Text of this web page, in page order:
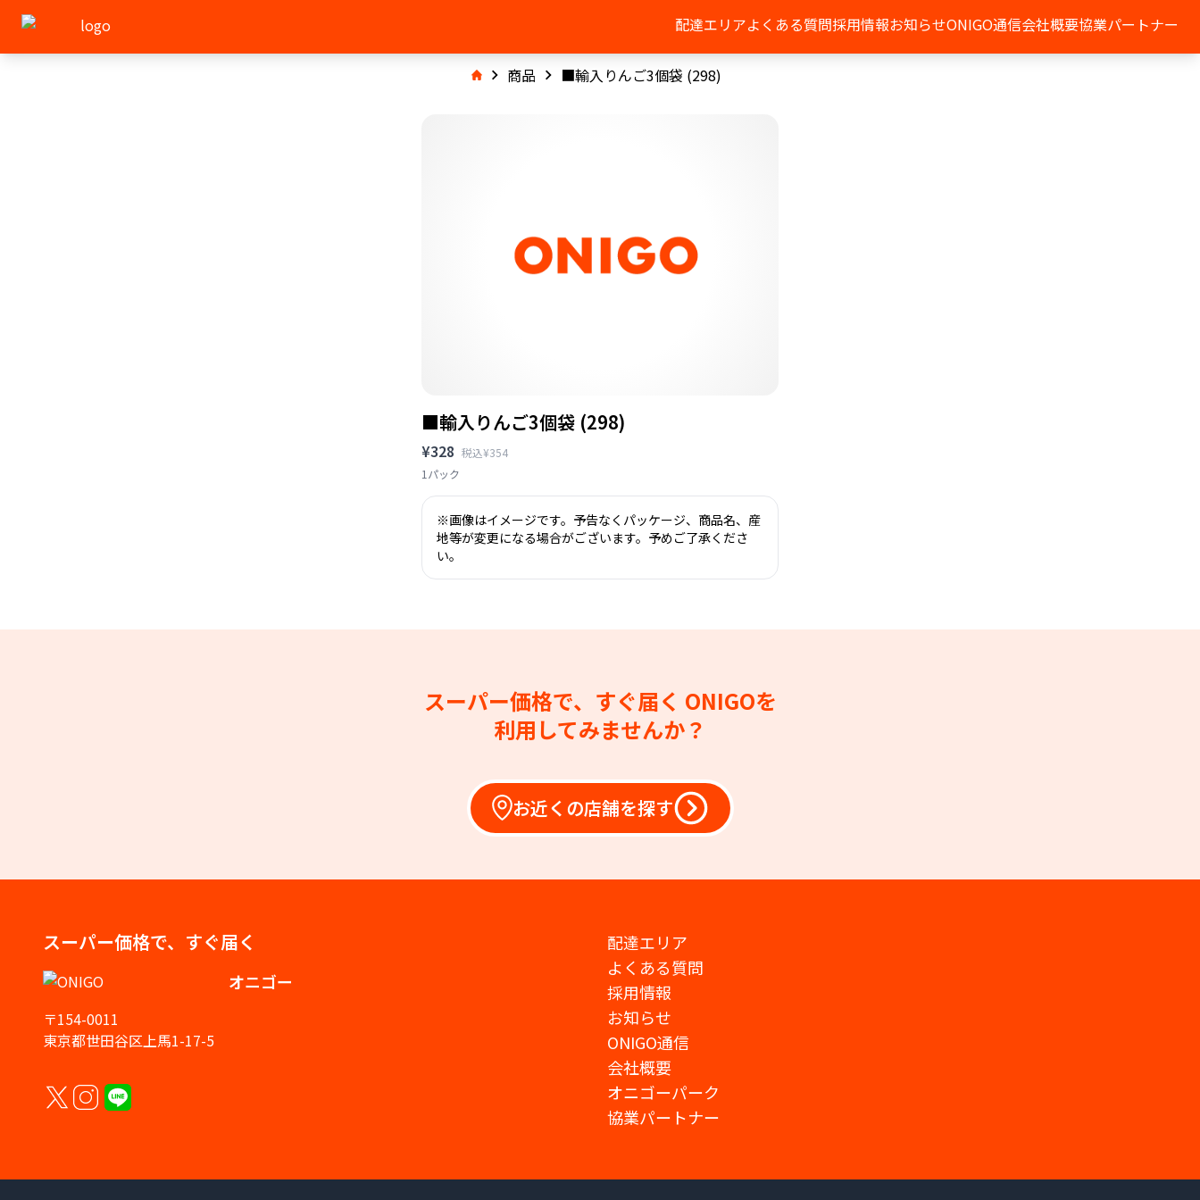
配達エリアよくある質問採用情報お知らせONIGO通信会社概要協業パートナー
商品 ■輸入りんご3個袋 (298)
■輸入りんご3個袋 (298)
¥328 税込¥354
1パック
※画像はイメージです。予告なくパッケージ、商品名、産
地等が変更になる場合がございます。予めご了承くださ
い。
スーパー価格で、すぐ届く ONIGOを
利用してみませんか？
お近くの店舗を探す
スーパー価格で、すぐ届く
オニゴー
〒154-0011
東京都世田谷区上馬1-17-5
配達エリア
よくある質問
採用情報
お知らせ
ONIGO通信
会社概要
オニゴーパーク
協業パートナー